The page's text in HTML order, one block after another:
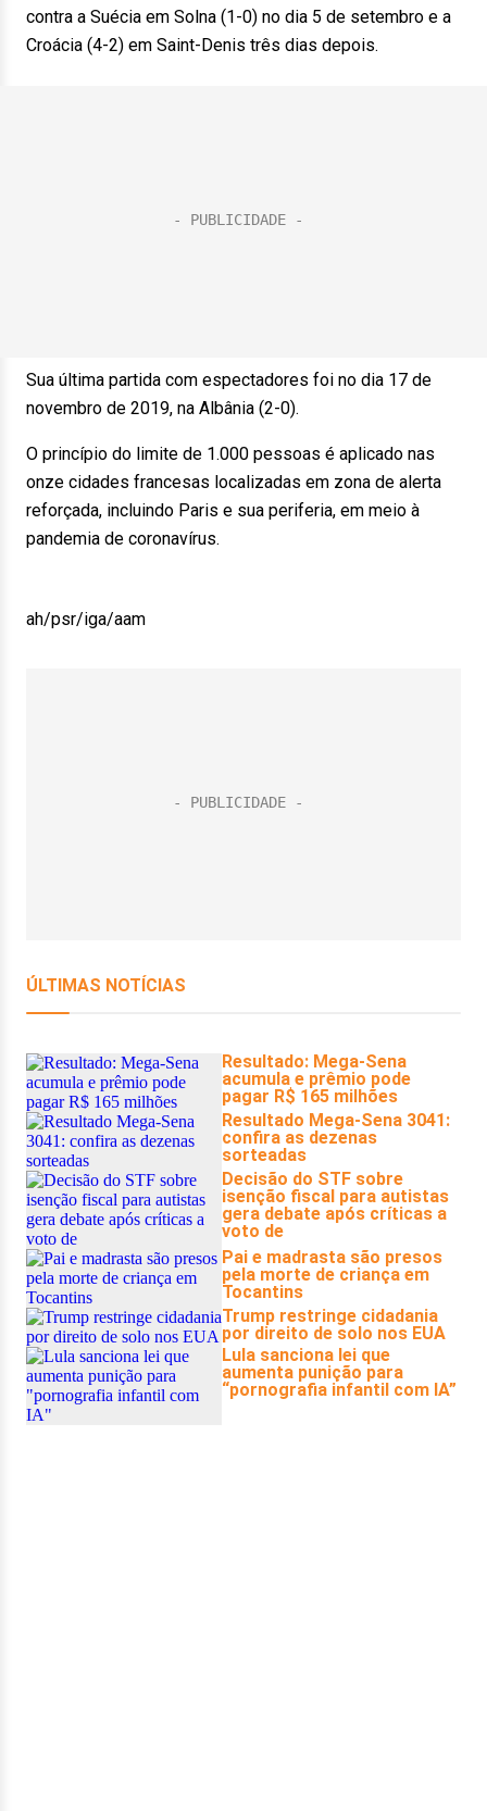
contra a Suécia em Solna (1-0) no dia 5 de setembro e a
Croácia (4-2) em Saint-Denis três dias depois.
Sua última partida com espectadores foi no dia 17 de
novembro de 2019, na Albânia (2-0).
O princípio do limite de 1.000 pessoas é aplicado nas
onze cidades francesas localizadas em zona de alerta
reforçada, incluindo Paris e sua periferia, em meio à
pandemia de coronavírus.
ah/psr/iga/aam